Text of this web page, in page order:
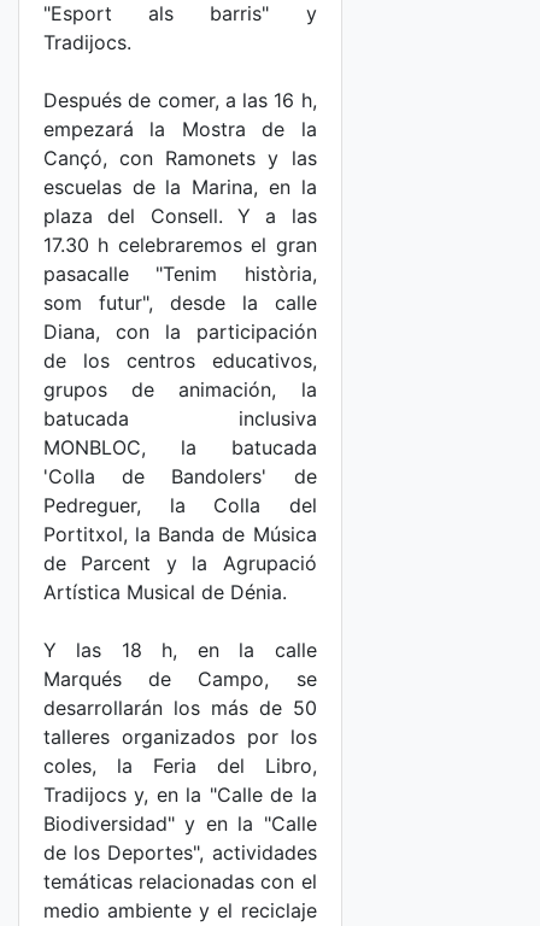
"Esport als barris" y
Tradijocs.
Después de comer, a las 16 h,
empezará la Mostra de la
Cançó, con Ramonets y las
escuelas de la Marina, en la
plaza del Consell. Y a las
17.30 h celebraremos el gran
pasacalle "Tenim història,
som futur", desde la calle
Diana, con la participación
de los centros educativos,
grupos de animación, la
batucada inclusiva
MONBLOC, la batucada
'Colla de Bandolers' de
Pedreguer, la Colla del
Portitxol, la Banda de Música
de Parcent y la Agrupació
Artística Musical de Dénia.
Y las 18 h, en la calle
Marqués de Campo, se
desarrollarán los más de 50
talleres organizados por los
coles, la Feria del Libro,
Tradijocs y, en la "Calle de la
Biodiversidad" y en la "Calle
de los Deportes", actividades
temáticas relacionadas con el
medio ambiente y el reciclaje